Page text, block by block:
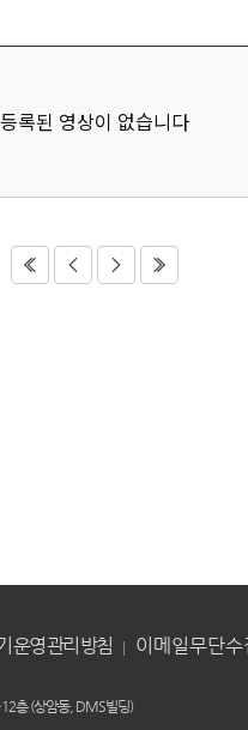
등록된 영상이 없습니다
운영 관리 방침
이메일무단
층 (상암동, DMS빌딩)